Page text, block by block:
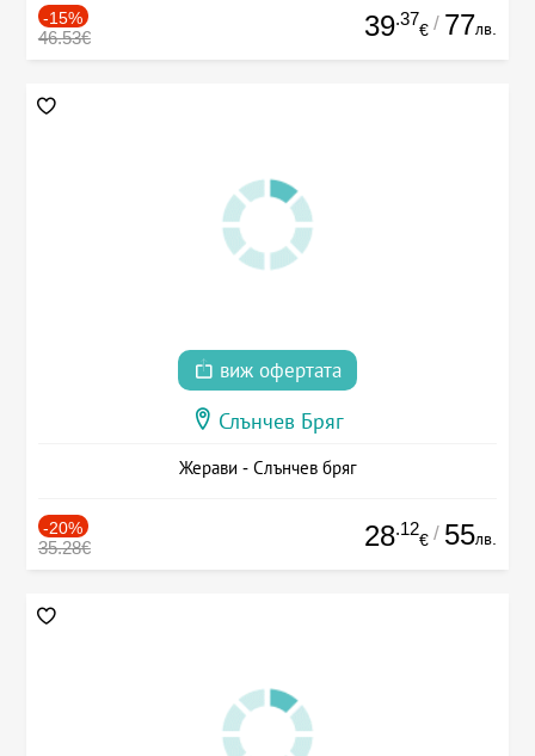
-15%
46.53€ 39.37
€ / 77лв.
виж офертата
Слънчев Бряг
Жерави - Слънчев бряг
-20%
35.28€ 28.12
€ / 55лв.